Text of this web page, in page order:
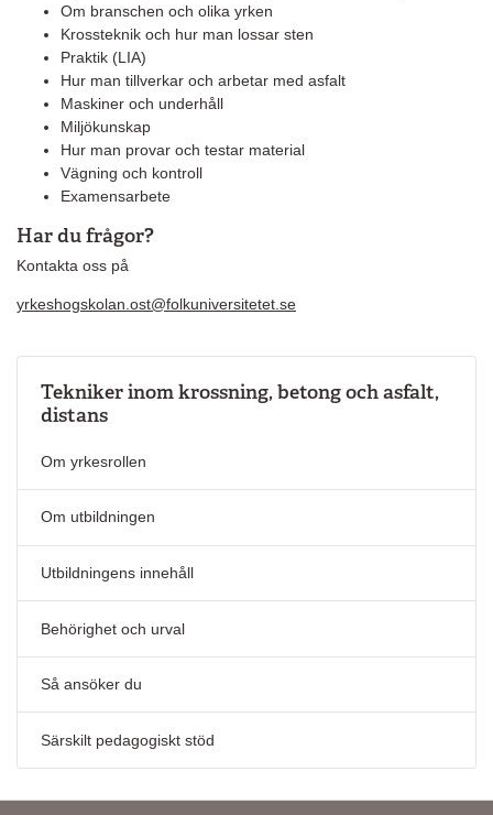
Om branschen och olika yrken
Krossteknik och hur man lossar sten
Praktik (LIA)
Hur man tillverkar och arbetar med asfalt
Maskiner och underhåll
Miljökunskap
Hur man provar och testar material
Vägning och kontroll
Examensarbete
Har du frågor?
Kontakta oss på
yrkeshogskolan.ost@folkuniversitetet.se
Tekniker inom krossning, betong och asfalt,
distans
Om yrkesrollen
Om utbildningen
Utbildningens innehåll
Behörighet och urval
Så ansöker du
Särskilt pedagogiskt stöd